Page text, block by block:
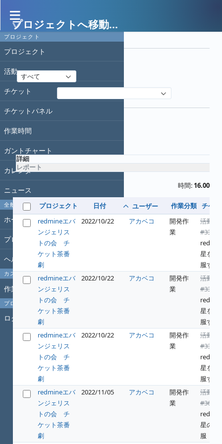
プロジェクト
プロジェクト
活動
チケット
チケットパネル
作業時間
ガントチャート
カレンダー
ニュース
全般
ホーム
プロジェクト
ヘルプ
カスタムクエリ
作業時間
プロフィール
ログイン
プロジェクトへ移動...
作業時間
フィルタ
すべて
フィルタ追加
オプション
適用
詳細
レポート
時間: 16.00
プロジェクト 日付 ユーザー 作業分類 チケ
redmineエバ
ンジェリス
トの会 チ
ケット茶番
劇
2022/10/22 アカベコ
開発作
業
活動
#331
星を征
服する
redmineエバ
ンジェリス
トの会 チ
ケット茶番
劇
2022/10/22 アカベコ
開発作
業
活動
#331
星を征
服する
redmineエバ
ンジェリス
トの会 チ
ケット茶番
劇
2022/10/22 アカベコ
開発作
業
活動
#331
星を征
服する
redmineエバ
ンジェリス
トの会 チ
ケット茶番
劇
2022/11/05 アカベコ
開発作
業
活動
#364
星の征
服